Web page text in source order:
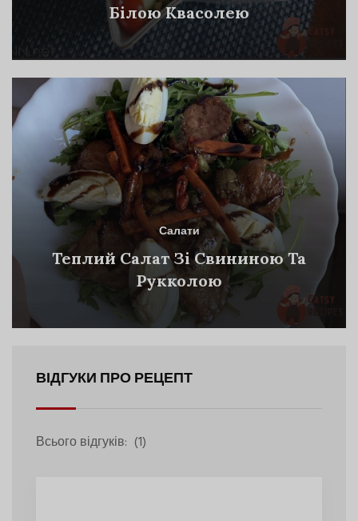
Білою Квасолею
Салати
Теплий Салат Зі Свининою Та
Рукколою
ВІДГУКИ ПРО РЕЦЕПТ
Всього відгуків: (1)